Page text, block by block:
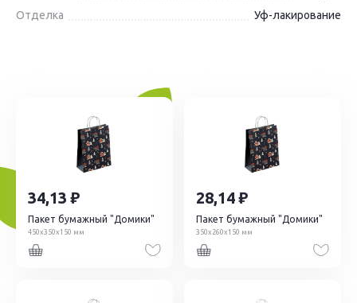
Отделка Уф-лакирование
34,13
Пакет бумажный "Домики"
450х350х150 мм
28,14
Пакет бумажный "Домики"
350х260х150 мм